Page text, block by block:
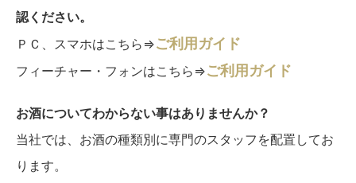
認ください。
ＰＣ、スマホはこちら⇒ご利用ガイド
フィーチャー・フォンはこちら⇒ご利用ガイド
お酒についてわからない事はありませんか？
当社では、お酒の種類別に専門のスタッフを配置してお
ります。